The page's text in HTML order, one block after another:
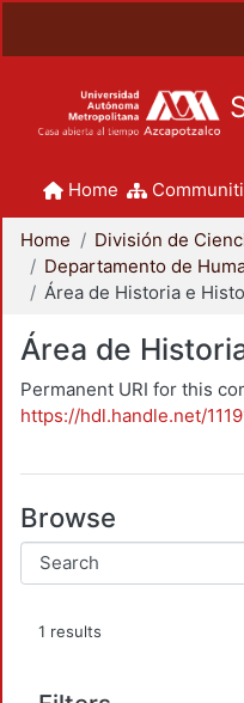
Home
Home
Área de
Permanent URI for this
https://hdl.handle.net/
Browse
1 results